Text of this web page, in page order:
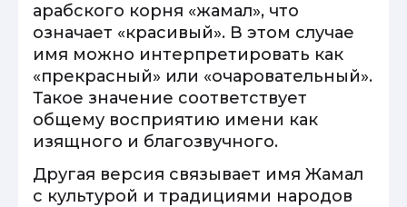
арабского корня «жамал», что
означает «красивый». В этом случае
имя можно интерпретировать как
«прекрасный» или «очаровательный».
Такое значение соответствует
общему восприятию имени как
изящного и благозвучного.
Другая версия связывает имя Жамал
с культурой и традициями народов